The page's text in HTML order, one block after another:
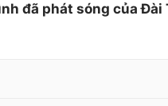
đã phát sóng của Đài